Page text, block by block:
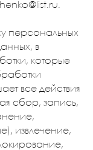
персональных
в
которые
все действия
сбор, запись,
извлечение,